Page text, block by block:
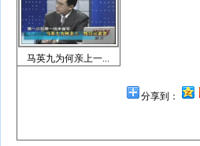
分享到：
马英九为何亲上一...